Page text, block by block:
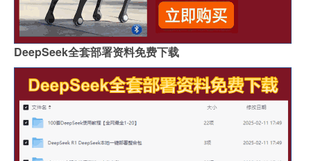
DeepSeek全套部署资料免费下载